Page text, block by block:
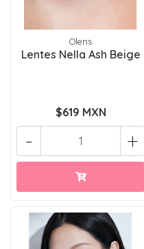
Olens
Lentes Nella Ash Beige
$619 MXN
+
-